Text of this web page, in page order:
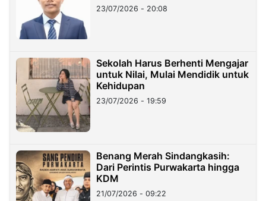
23/07/2026 - 20:08
Sekolah Harus Berhenti Mengajar
untuk Nilai, Mulai Mendidik untuk
Kehidupan
23/07/2026 - 19:59
Benang Merah Sindangkasih:
Dari Perintis Purwakarta hingga
KDM
21/07/2026 - 09:22